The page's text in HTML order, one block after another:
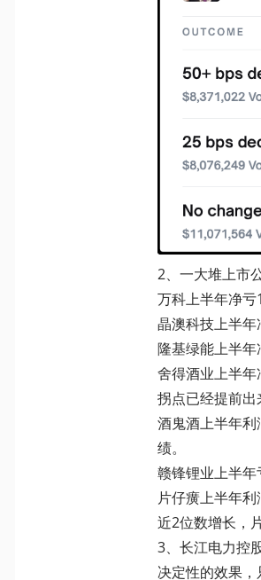
2、一大堆上市
万科上半年净亏
晶澳科技上半
隆基绿能上半年
舍得酒业上半
拐点已经提前出
酒鬼酒上半年
绩。
赣锋锂业上半年
片仔癀上半年
近2位数增长，
3、长江电力控
决定性的效果